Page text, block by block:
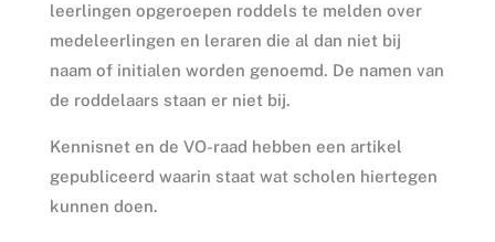
leerlingen opgeroepen roddels te melden over
medeleerlingen en leraren die al dan niet bij
naam of initialen worden genoemd. De namen van
de roddelaars staan er niet bij.
Kennisnet en de VO-raad hebben een artikel
gepubliceerd waarin staat wat scholen hiertegen
kunnen doen.